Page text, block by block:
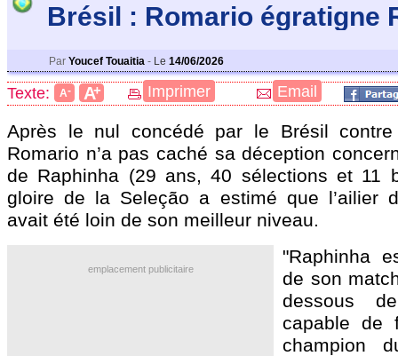
Brésil : Romario égratigne
Par Youcef Touaitia - Le 14/06/2026
Texte: A- A+ Imprimer Email
Après le nul concédé par le Brésil
Romario n’a pas caché sa déception
de Raphinha (29 ans, 40 sélections et 11
gloire de la Seleção a estimé que l’ailier
avait été loin de son meilleur niveau.
emplacement publicitaire
"Raphinha
de son
dessous
capable de
champion